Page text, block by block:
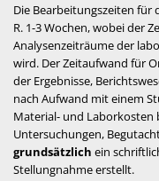
Die Bearbeitungszeiten für
R. 1-3 Wochen, wobei der
Analysenzeiträume der
wird. Der Zeitaufwand für
der Ergebnisse,
nach Aufwand mit einem
Material- und Laborkosten
Untersuchungen,
grundsätzlich ein
Stellungnahme erstellt.